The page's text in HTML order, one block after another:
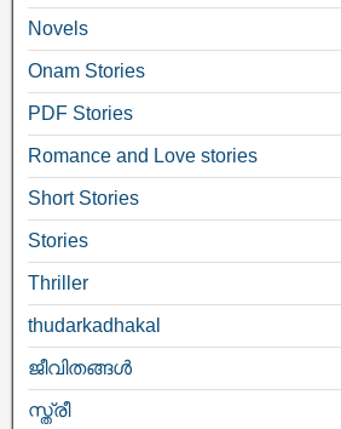
Novels
Onam Stories
PDF Stories
Romance and Love stories
Short Stories
Stories
Thriller
thudarkadhakal
ജീവിതങ്ങള്‍
സ്ത്രീ